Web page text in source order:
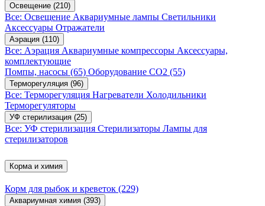
Освещение (210)
Все: Освещение Аквариумные лампы Светильники
Аксессуары Отражатели
Аэрация (110)
Все: Аэрация Аквариумные компрессоры Аксессуары,
комплектующие
Помпы, насосы (65) Оборудование CO2 (55)
Терморегуляция (96)
Все: Терморегуляция Нагреватели Холодильники
Терморегуляторы
УФ стерилизация (25)
Все: УФ стерилизация Стерилизаторы Лампы для
стерилизаторов
Корма и химия
Корм для рыбок и креветок (229)
Аквариумная химия (393)